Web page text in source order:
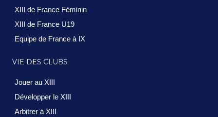
XIII de France Féminin
XIII de France U19
Equipe de France à IX
VIE DES CLUBS
Jouer au XIII
Développer le XIII
Arbitrer à XIII